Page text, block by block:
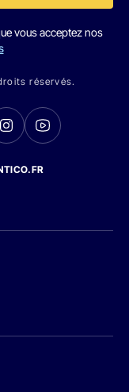
vous acceptez nos
réservés.